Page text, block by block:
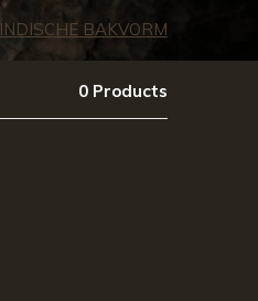
INDISCHE BAKVORM
0 Products